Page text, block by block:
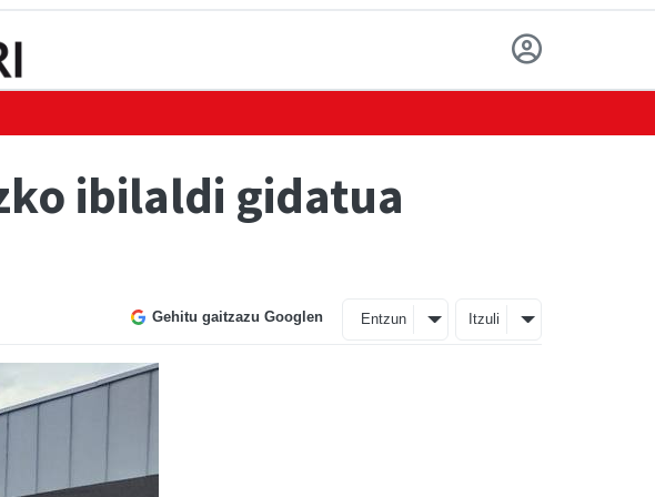
ibilaldi gidatua
Gehitu gaitzazu Googlen Entzun Itzuli